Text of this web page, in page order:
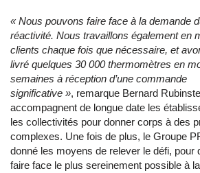
« Nous pouvons faire face à la demande
réactivité. Nous travaillons également en
clients chaque fois que nécessaire, et
livré quelques 30 000 thermomètres en
semaines à réception d’une commande
significative », remarque Bernard
accompagnent de longue date les
les collectivités pour donner corps à des
complexes. Une fois de plus, le Groupe
donné les moyens de relever le défi, pour
faire face le plus sereinement possible à